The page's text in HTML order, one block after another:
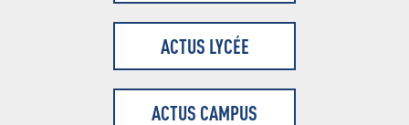
ACTUS LYCÉE
ACTUS CAMPUS